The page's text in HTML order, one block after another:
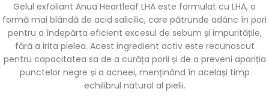
Gelul exfoliant Anua Heartleaf LHA este formulat cu LHA, o
formă mai blândă de acid salicilic, care pătrunde adânc în pori
pentru a îndepărta eficient excesul de sebum și impuritățile,
fără a irita pielea. Acest ingredient activ este recunoscut
pentru capacitatea sa de a curăța porii și de a preveni apariția
punctelor negre și a acneei, menținând în același timp
echilibrul natural al pielii.